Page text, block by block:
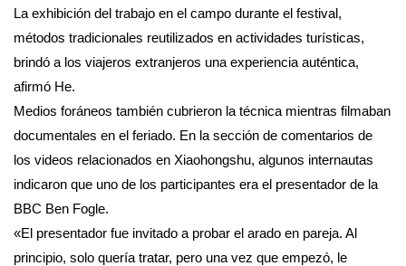
La exhibición del trabajo en el campo durante el festival,
métodos tradicionales reutilizados en actividades turísticas,
brindó a los viajeros extranjeros una experiencia auténtica,
afirmó He.
Medios foráneos también cubrieron la técnica mientras filmaban
documentales en el feriado. En la sección de comentarios de
los videos relacionados en Xiaohongshu, algunos internautas
indicaron que uno de los participantes era el presentador de la
BBC Ben Fogle.
«El presentador fue invitado a probar el arado en pareja. Al
principio, solo quería tratar, pero una vez que empezó, le